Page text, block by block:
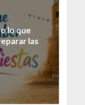
lo que
las